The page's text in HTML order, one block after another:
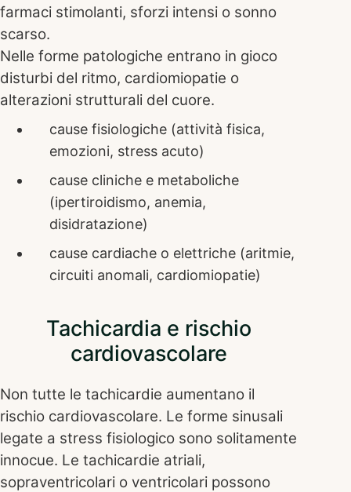
farmaci stimolanti, sforzi intensi o sonno
scarso.
Nelle forme patologiche entrano in gioco
disturbi del ritmo, cardiomiopatie o
alterazioni strutturali del cuore.
cause fisiologiche (attività fisica,
emozioni, stress acuto)
cause cliniche e metaboliche
(ipertiroidismo, anemia,
disidratazione)
cause cardiache o elettriche (aritmie,
circuiti anomali, cardiomiopatie)
Tachicardia e rischio
cardiovascolare
Non tutte le tachicardie aumentano il
rischio cardiovascolare. Le forme sinusali
legate a stress fisiologico sono solitamente
innocue. Le tachicardie atriali,
sopraventricolari o ventricolari possono